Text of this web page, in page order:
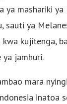
ya mashariki ya
sauti ya
kujitenga,
ya jamhuri.
mara
inatoa